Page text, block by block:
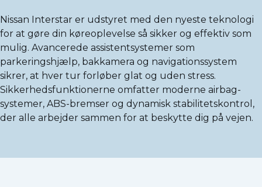
Nissan Interstar er udstyret med den nyeste teknologi
for at gøre din køreoplevelse så sikker og effektiv som
mulig. Avancerede assistentsystemer som
parkeringshjælp, bakkamera og navigationssystem
sikrer, at hver tur forløber glat og uden stress.
Sikkerhedsfunktionerne omfatter moderne airbag-
systemer, ABS-bremser og dynamisk stabilitetskontrol,
der alle arbejder sammen for at beskytte dig på vejen.